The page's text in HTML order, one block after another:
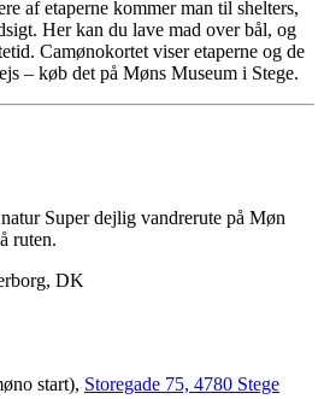
af etaperne kommer man til shelters,
Her kan du lave mad over bål, og
Camønokortet viser etaperne og de
– køb det på Møns Museum i Stege.
Super dejlig vandrerute på Møn
ruten.
DK
start), Storegade 75, 4780 Stege